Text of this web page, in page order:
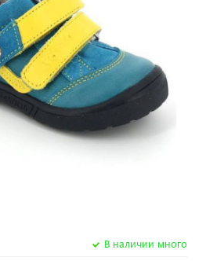
В наличии много